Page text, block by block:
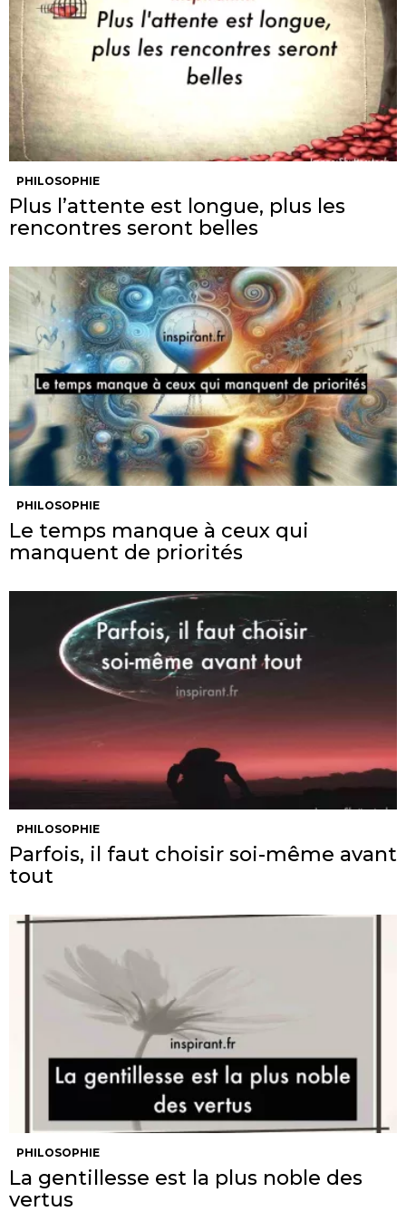
PHILOSOPHIE
Plus l’attente est longue, plus les
rencontres seront belles
PHILOSOPHIE
Le temps manque à ceux qui
manquent de priorités
PHILOSOPHIE
Parfois, il faut choisir soi-même avant
tout
PHILOSOPHIE
La gentillesse est la plus noble des
vertus